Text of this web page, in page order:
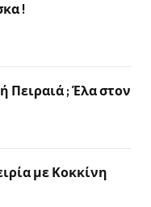
!
Πειραιά ; Έλα στον
με Κοκκίνη